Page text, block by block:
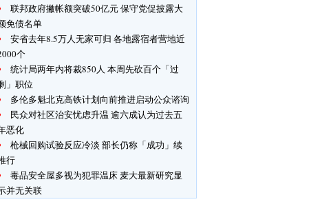
联邦政府撇帐额突破50亿元 保守党促披露大
免债名单
安省去年8.5万人无家可归 各地露宿者营地近
个
统计局两年内将裁850人 本周先砍百个「过
」职位
多伦多魁北克高铁计划向前推进启动公众谘询
民众对社区治安忧虑升温 逾六成认为过去五
恶化
枪械回购试验反应冷淡 部长仍称「成功」续
行
毒品安全屋多视为犯罪温床 麦大最新研究显
并无关联